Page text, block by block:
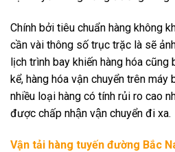
Chính bởi tiêu chuẩn hàng không
cần vài thông số trục trặc là sẽ
lịch trình bay khiến hàng hóa
kể, hàng hóa vận chuyển trên máy
nhiều loại hàng có tính rủi ro cao
được chấp nhận vận chuyển đi xa.
Vận tải hàng tuyến đường Bắc